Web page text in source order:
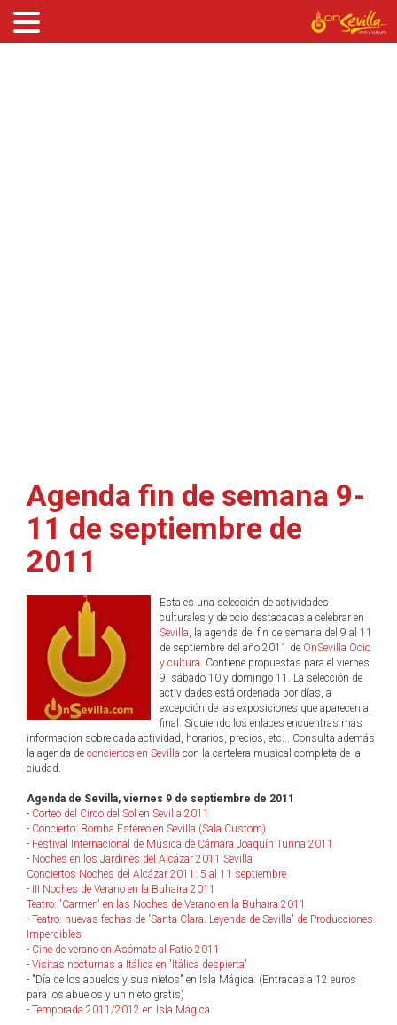
Agenda fin de semana 9-
11 de septiembre de
2011
Esta es una selección de actividades
culturales y de ocio destacadas a celebrar en
Sevilla, la agenda del fin de semana del 9 al 11
de septiembre del año 2011 de OnSevilla Ocio
y cultura. Contiene propuestas para el viernes
9, sábado 10 y domingo 11. La selección de
actividades está ordenada por días, a
excepción de las exposiciones que aparecen al
final. Siguiendo los enlaces encuentras más
información sobre cada actividad, horarios, precios, etc... Consulta además
la agenda de conciertos en Sevilla con la cartelera musical completa de la
ciudad.
Agenda de Sevilla, viernes 9 de septiembre de 2011
- Corteo del Circo del Sol en Sevilla 2011
- Concierto: Bomba Estéreo en Sevilla (Sala Custom)
- Festival Internacional de Música de Cámara Joaquín Turina 2011
- Noches en los Jardines del Alcázar 2011 Sevilla
Conciertos Noches del Alcázar 2011: 5 al 11 septiembre
-
III Noches de Verano en la Buhaira 2011
Teatro: 'Carmen' en las Noches de Verano en la Buhaira 2011
- Teatro: nuevas fechas de 'Santa Clara. Leyenda de Sevilla' de Producciones
Imperdibles
- Cine de verano en Asómate al Patio 2011
- Visitas nocturnas a Itálica en 'Itálica despierta'
- "Día de los abuelos y sus nietos" en Isla Mágica. (Entradas a 12 euros
para los abuelos y un nieto gratis)
- Temporada 2011/2012 en Isla Mágica